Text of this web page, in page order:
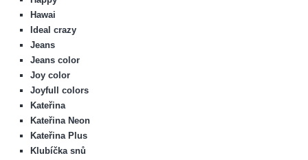
Hawai
Ideal crazy
Jeans
Jeans color
Joy color
Joyfull colors
Kateřina
Kateřina Neon
Kateřina Plus
Klubíčka snů